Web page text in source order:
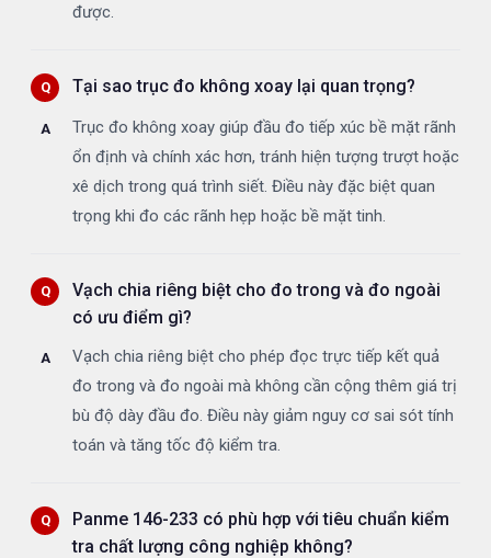
được.
Tại sao trục đo không xoay lại quan trọng?
Trục đo không xoay giúp đầu đo tiếp xúc bề mặt rãnh
ổn định và chính xác hơn, tránh hiện tượng trượt hoặc
xê dịch trong quá trình siết. Điều này đặc biệt quan
trọng khi đo các rãnh hẹp hoặc bề mặt tinh.
Vạch chia riêng biệt cho đo trong và đo ngoài
có ưu điểm gì?
Vạch chia riêng biệt cho phép đọc trực tiếp kết quả
đo trong và đo ngoài mà không cần cộng thêm giá trị
bù độ dày đầu đo. Điều này giảm nguy cơ sai sót tính
toán và tăng tốc độ kiểm tra.
Panme 146-233 có phù hợp với tiêu chuẩn kiểm
tra chất lượng công nghiệp không?